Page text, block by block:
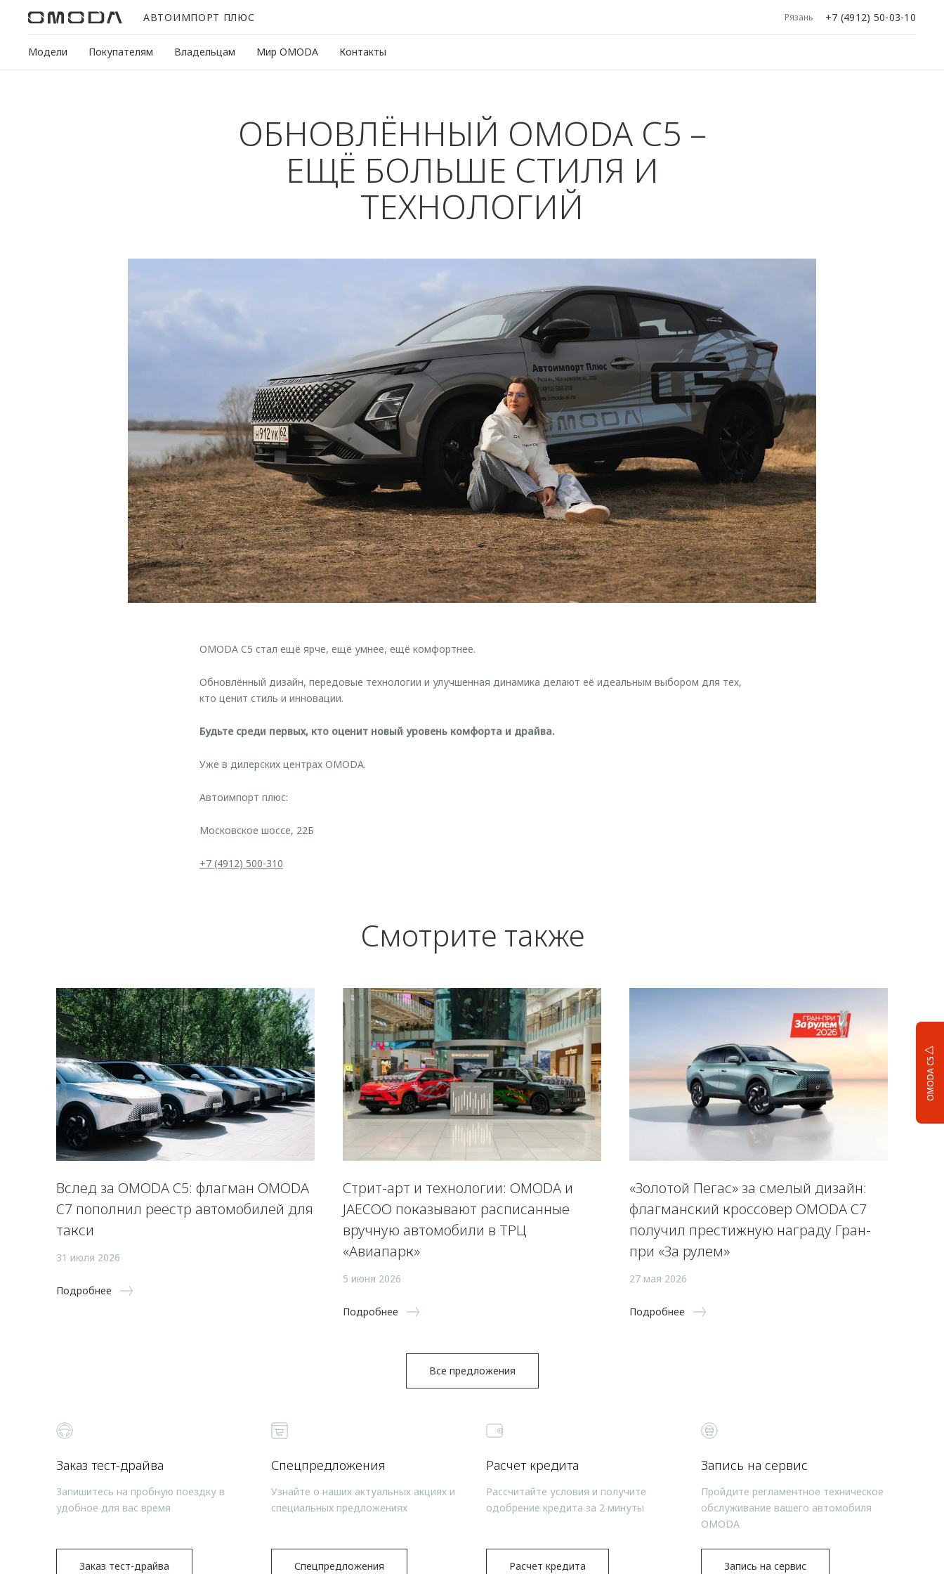
АВТОИМПОРТ ПЛЮС Рязань +7 (4912) 50-03-10
Модели Покупателям Владельцам Мир OMODA Контакты
OMODA C5
ОБНОВЛЁННЫЙ OMODA C5 –
ЕЩЁ БОЛЬШЕ СТИЛЯ И
ТЕХНОЛОГИЙ
OMODA C5 стал ещё ярче, ещё умнее, ещё комфортнее.
Обновлённый дизайн, передовые технологии и улучшенная динамика делают её идеальным выбором для тех,
кто ценит стиль и инновации.
Будьте среди первых, кто оценит новый уровень комфорта и драйва.
Уже в дилерских центрах OMODA.
Автоимпорт плюс:
Московское шоссе, 22Б
+7 (4912) 500-310
Смотрите также
Вслед за OMODA C5: флагман OMODA
C7 пополнил реестр автомобилей для
такси
31 июля 2026
Подробнее
Стрит-арт и технологии: OMODA и
JAECOO показывают расписанные
вручную автомобили в ТРЦ
«Авиапарк»
5 июня 2026
Подробнее
«Золотой Пегас» за смелый дизайн:
флагманский кроссовер OMODA C7
получил престижную награду Гран-
при «За рулем»
27 мая 2026
Подробнее
Все предложения
Заказ тест-драйва
Запишитесь на пробную поездку в
удобное для вас время
Заказ тест-драйва
Спецпредложения
Узнайте о наших актуальных акциях и
специальных предложениях
Спецпредложения
Расчет кредита
Рассчитайте условия и получите
одобрение кредита за 2 минуты
Расчет кредита
Запись на сервис
Пройдите регламентное техническое
обслуживание вашего автомобиля
OMODA
Запись на сервис